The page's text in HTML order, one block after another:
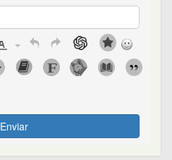
Enviar